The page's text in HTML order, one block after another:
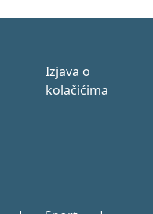
Izjava o
kolačićima